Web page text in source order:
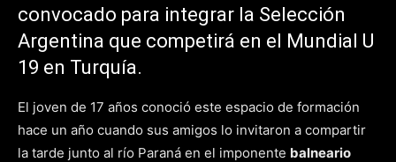
convocado para integrar la Selección
Argentina que competirá en el Mundial U
19 en Turquía.
El joven de 17 años conoció este espacio de formación
hace un año cuando sus amigos lo invitaron a compartir
la tarde junto al río Paraná en el imponente balneario